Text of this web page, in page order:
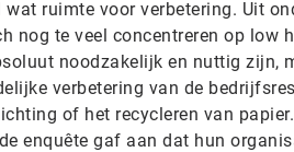
wat ruimte voor verbetering. Uit
nog te veel concentreren op low
noodzakelijk en nuttig zijn,
verbetering van de
of het recycleren van
enquête gaf aan dat hun